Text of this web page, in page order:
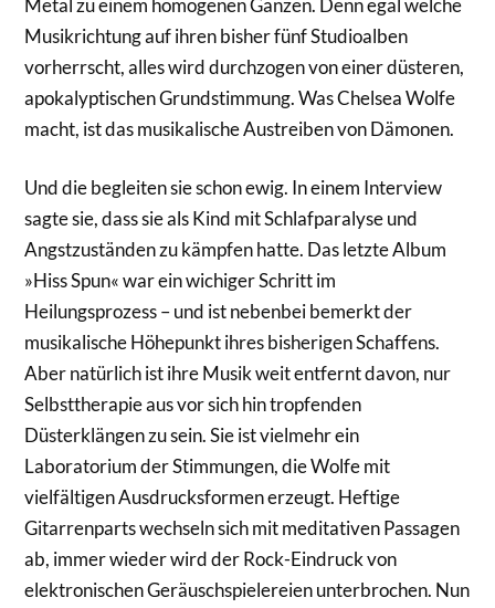
Metal zu einem homogenen Ganzen. Denn egal welche
Musikrichtung auf ihren bisher fünf Studioalben
vorherrscht, alles wird durchzogen von einer düsteren,
apokalyptischen Grundstimmung. Was Chelsea Wolfe
macht, ist das musikalische Austreiben von Dämonen.
Und die begleiten sie schon ewig. In einem Interview
sagte sie, dass sie als Kind mit Schlafparalyse und
Angstzuständen zu kämpfen hatte. Das letzte Album
»Hiss Spun« war ein wichiger Schritt im
Heilungsprozess – und ist nebenbei bemerkt der
musikalische Höhepunkt ihres bisherigen Schaffens.
Aber natürlich ist ihre Musik weit entfernt davon, nur
Selbsttherapie aus vor sich hin tropfenden
Düsterklängen zu sein. Sie ist vielmehr ein
Laboratorium der Stimmungen, die Wolfe mit
vielfältigen Ausdrucksformen erzeugt. Heftige
Gitarrenparts wechseln sich mit meditativen Passagen
ab, immer wieder wird der Rock-Eindruck von
elektronischen Geräuschspielereien unterbrochen. Nun